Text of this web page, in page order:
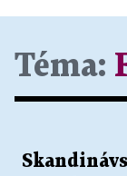
Téma: